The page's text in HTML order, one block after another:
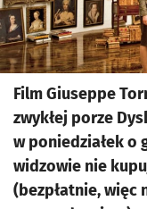
Film Giuseppe
zwykłej porze
w poniedziałek o
widzowie nie
(bezpłatnie, więc